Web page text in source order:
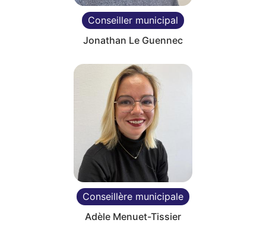
Conseiller municipal
Jonathan Le Guennec
Conseillère municipale
Adèle Menuet-Tissier